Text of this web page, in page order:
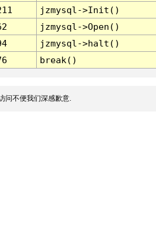
jzmysql->Init()
jzmysql->Open()
jzmysql->halt()
break()
问不便我们深感歉意.